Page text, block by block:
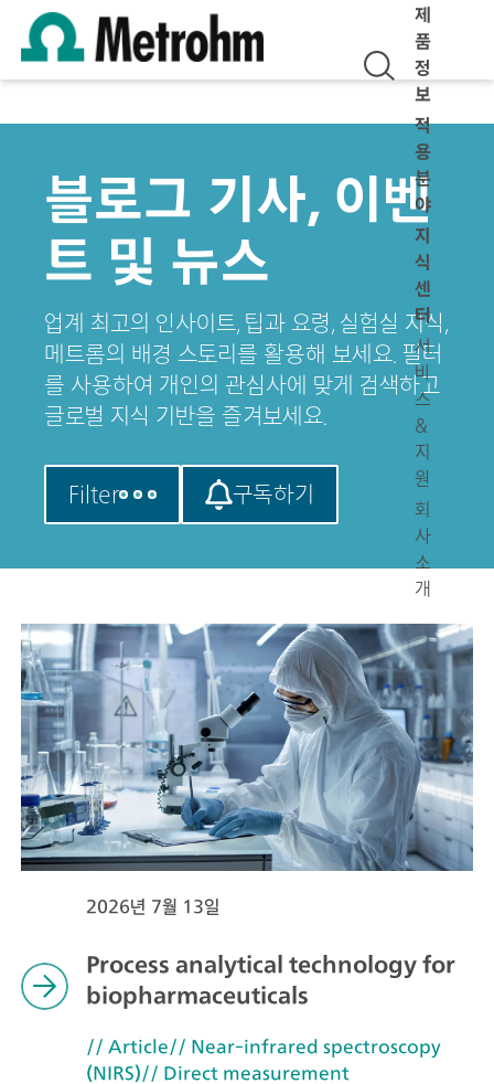
제
품
정
보
적
용
분
야
지
식
센
터
서
비
스
&
지
원
회
사
소
개
블로그 기사, 이벤
트 및 뉴스
업계 최고의 인사이트, 팁과 요령, 실험실 지식,
메트롬의 배경 스토리를 활용해 보세요. 필터
를 사용하여 개인의 관심사에 맞게 검색하고
글로벌 지식 기반을 즐겨보세요.
Filter 구독하기
2026년 7월 13일
Process analytical technology for
biopharmaceuticals
// Article// Near-infrared spectroscopy
(NIRS)// Direct measurement